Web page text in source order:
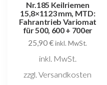
Nr.185 Keilriemen
15,8×1123 mm, MTD:
Fahrantrieb Variomat
für 500, 600 + 700er
25,90€ inkl. MwSt.
inkl. MwSt.
zzgl. Versandkosten